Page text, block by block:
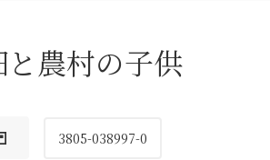
農村の子供
3805-038997-0